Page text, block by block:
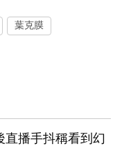
葉克膜
直播手抖稱看到幻